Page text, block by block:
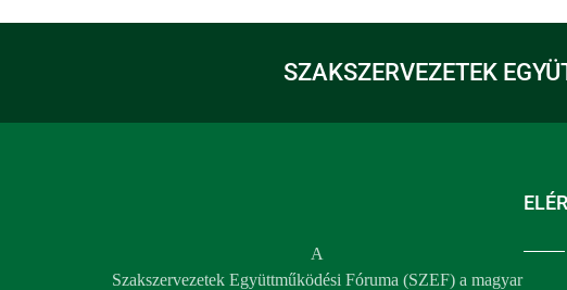
SZAKSZERVEZETEK
A
Szakszervezetek Együttműködési Fóruma (SZEF) a magyar